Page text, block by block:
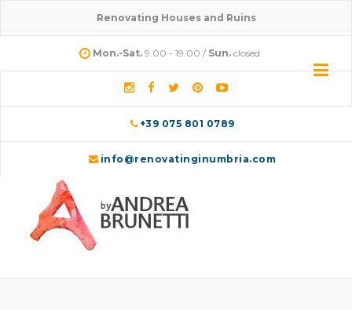
Renovating Houses and Ruins
Mon.-Sat. 9.00 - 19.00 / Sun. closed
+39 075 801 0789
info@renovatinginumbria.com